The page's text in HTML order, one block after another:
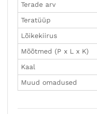
Terade arv
Teratüüp
Lõikekiirus
Mõõtmed (P x L x K)
Kaal
Muud omadused